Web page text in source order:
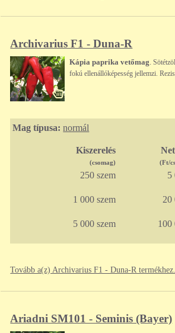
Archivarius F1 - Duna-R
Kápia paprika vetőmag .
fokú ellenállóképesség jellemzi.
Mag típusa: normál
Kiszerelés
(csomag) (Ft/
250 szem 5
1 000 szem 20
5 000 szem 100
Tovább a(z) Archivarius F1 - Duna-R
Ariadni SM101 - Seminis (Bayer)